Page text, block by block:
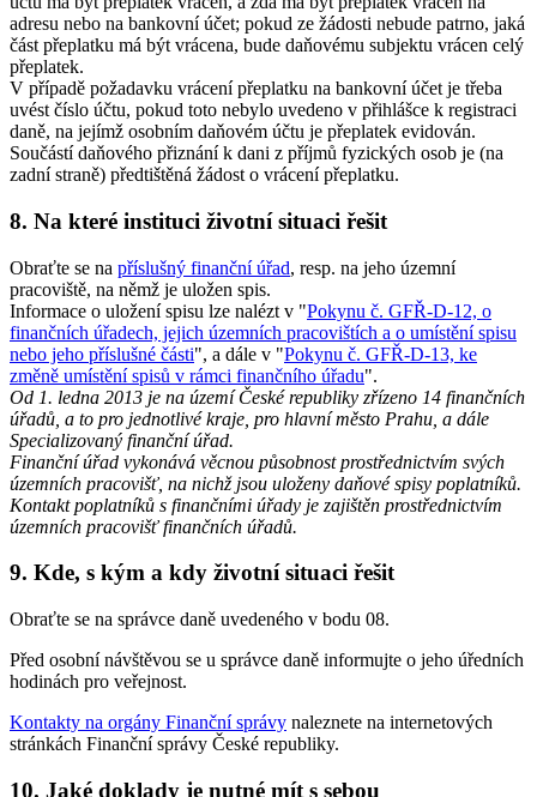
adresu nebo na bankovní účet; pokud ze žádosti nebude patrno, jaká
část přeplatku má být vrácena, bude daňovému subjektu vrácen celý
přeplatek.
V případě požadavku vrácení přeplatku na bankovní účet je třeba
uvést číslo účtu, pokud toto nebylo uvedeno v přihlášce k registraci
daně, na jejímž osobním daňovém účtu je přeplatek evidován.
Součástí daňového přiznání k dani z příjmů fyzických osob je (na
zadní straně) předtištěná žádost o vrácení přeplatku.
8. Na které instituci životní situaci řešit
Obraťte se na příslušný finanční úřad, resp. na jeho územní
pracoviště, na němž je uložen spis.
Informace o uložení spisu lze nalézt v "Pokynu č. GFŘ-D-12, o
finančních úřadech, jejich územních pracovištích a o umístění spisu
nebo jeho příslušné části", a dále v "Pokynu č. GFŘ-D-13, ke
změně umístění spisů v rámci finančního úřadu".
Od 1. ledna 2013 je na území České republiky zřízeno 14 finančních
úřadů, a to pro jednotlivé kraje, pro hlavní město Prahu, a dále
Specializovaný finanční úřad.
Finanční úřad vykonává věcnou působnost prostřednictvím svých
územních pracovišť, na nichž jsou uloženy daňové spisy poplatníků.
Kontakt poplatníků s finančními úřady je zajištěn prostřednictvím
územních pracovišť finančních úřadů.
9. Kde, s kým a kdy životní situaci řešit
Obraťte se na správce daně uvedeného v bodu 08.
Před osobní návštěvou se u správce daně informujte o jeho úředních
hodinách pro veřejnost.
Kontakty na orgány Finanční správy naleznete na internetových
stránkách Finanční správy České republiky.
10. Jaké doklady je nutné mít s sebou